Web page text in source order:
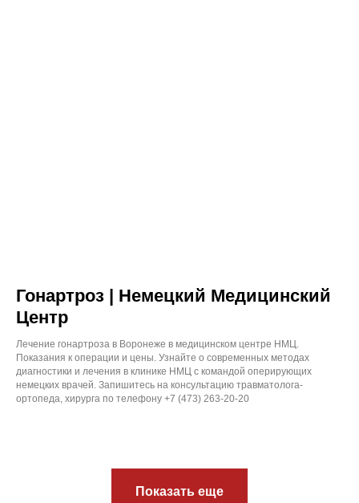
Гонартроз | Немецкий Медицинский
Центр
Лечение гонартроза в Воронеже в медицинском центре НМЦ.
Показания к операции и цены. Узнайте о современных методах
диагностики и лечения в клинике НМЦ с командой оперирующих
немецких врачей. Запишитесь на консультацию травматолога-
ортопеда, хирурга по телефону +7 (473) 263-20-20
Показать еще